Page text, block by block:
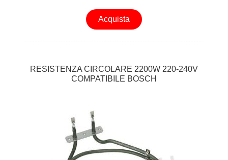
Acquista
RESISTENZA CIRCOLARE 2200W 220-240V
COMPATIBILE BOSCH